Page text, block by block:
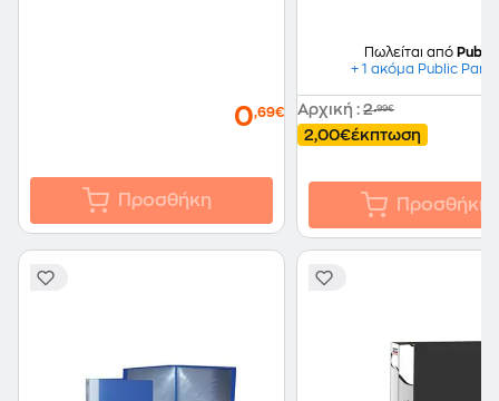
0,69€
Προσθήκη
Πωλείται από Public
+ 1 ακόμα Public
Αρχική : 2,99€
2,00€έκπτωση
Προσθήκη